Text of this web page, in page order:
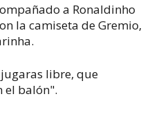
a Ronaldinho
la camiseta de Gremio,
libre, que
el balón".